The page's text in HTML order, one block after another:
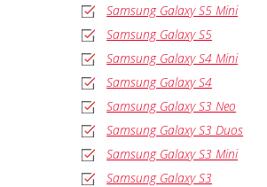
Samsung Galaxy S5 Mini
Samsung Galaxy S5
Samsung Galaxy S4 Mini
Samsung Galaxy S4
Samsung Galaxy S3 Neo
Samsung Galaxy S3 Duos
Samsung Galaxy S3 Mini
Samsung Galaxy S3